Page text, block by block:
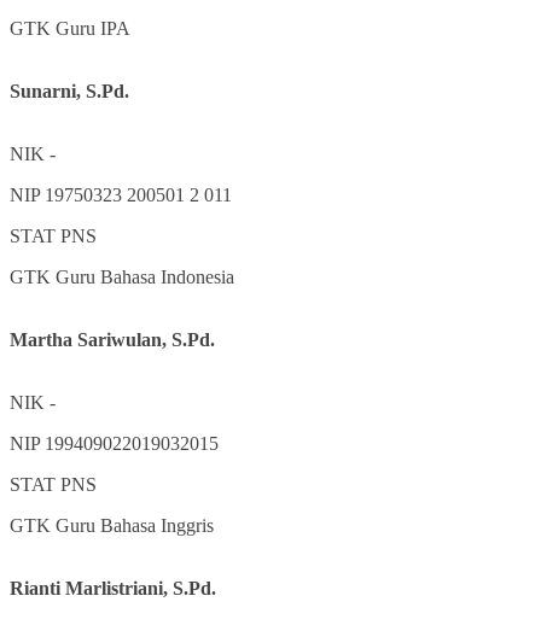
GTK Guru IPA
Sunarni, S.Pd.
NIK -
NIP 19750323 200501 2 011
STAT PNS
GTK Guru Bahasa Indonesia
Martha Sariwulan, S.Pd.
NIK -
NIP 199409022019032015
STAT PNS
GTK Guru Bahasa Inggris
Rianti Marlistriani, S.Pd.